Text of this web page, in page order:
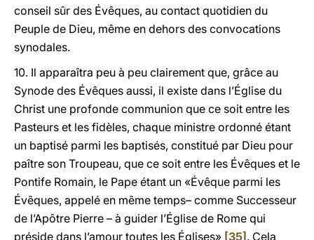
conseil sûr des Évêques, au contact quotidien du
Peuple de Dieu, même en dehors des convocations
synodales.
10. Il apparaîtra peu à peu clairement que, grâce au
Synode des Évêques aussi, il existe dans l’Église du
Christ une profonde communion que ce soit entre les
Pasteurs et les fidèles, chaque ministre ordonné étant
un baptisé parmi les baptisés, constitué par Dieu pour
paître son Troupeau, que ce soit entre les Évêques et le
Pontife Romain, le Pape étant un «Évêque parmi les
Évêques, appelé en même temps– comme Successeur
de l’Apôtre Pierre – à guider l’Église de Rome qui
préside dans l’amour toutes les Églises» [35] . Cela